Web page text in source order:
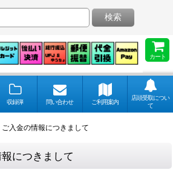
カート
検索
収録弾 問い合わせ ご利用案内
店頭受取につい
て
ご入金の情報につきまして
報につきまして